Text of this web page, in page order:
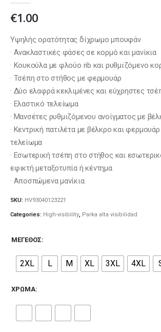
€1.00
Υψηλής ορατότητας δίχρωμο μπουφάν
· Ανακλαστικές φάσες σε κορμό και μανίκια
· Κουκούλα με φλούο rib και ρυθμιζόμενο
· Τσέπη στο στήθος με φερμουάρ
· Δύο ελαφρά κεκλιμένες και εύχρηστες
· Ελαστικό τελείωμα
· Μανσέτες ρυθμιζόμενου ανοίγματος με
· Κεντρική πατιλέτα με βέλκρο και
τελείωμα
· Εσωτερική τσέπη στο στήθος και
εφικτή μεταξοτυπία ή κέντημα
· Αποσπώμενα μανίκια
SKU: HV93040123221
Categories: High-visibility, Parka alta visibilidad
ΜΈΓΕΘΟΣ
2XL L M XL 3XL 4XL
ΧΡΏΜΑ